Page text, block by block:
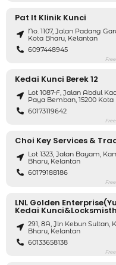
Pat It Klinik Kunci
No. 1107, Jalan Padang
Kota Bharu, Kelantan
6097448945
Kedai Kunci Berek 12
Lot 1087-F, Jalan Abdul
Paya Bemban, 15200
60173119642
Choi Key Services &
Lot 1323, Jalan Bayam,
Bharu, Kelantan
60179188186
LNL Golden
Kedai
291, 8A, Jln Kebun Sultan,
Bharu, Kelantan
60133658138